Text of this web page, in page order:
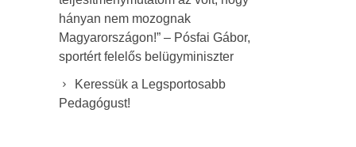
hányan nem mozognak
Magyarországon!” – Pósfai Gábor,
sportért felelős belügyminiszter
Keressük a Legsportosabb
Pedagógust!